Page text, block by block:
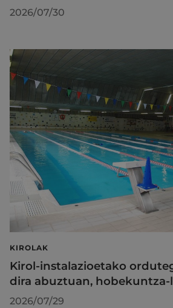
2026/07/30
KIROLAK
Kirol-instalazioetako
dira abuztuan,
2026/07/29